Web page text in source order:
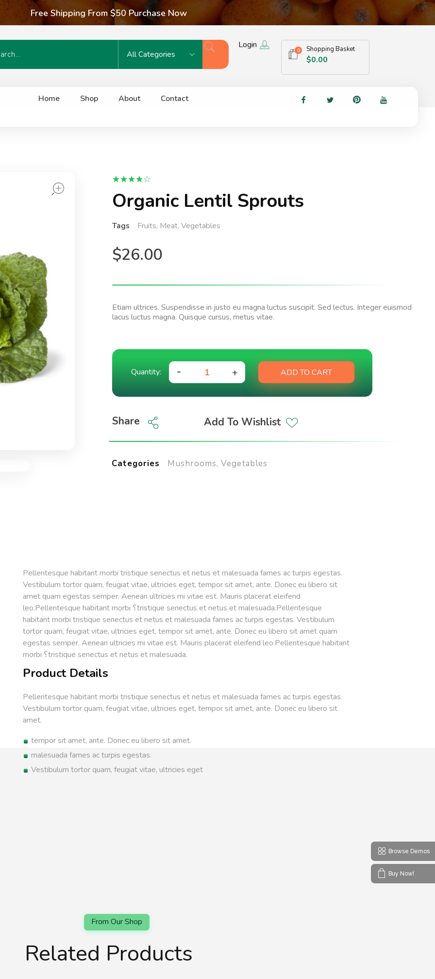
Free Shipping From $50 Purchase Now
Login
0 Shopping Basket
$0.00
Home Shop About Contact
Organic Lentil Sprouts
$26.00
Etiam ultrices. Suspendisse in justo eu magna luctus suscipit. Sed lectus. Integer euismod
lacus luctus magna. Quisque cursus, metus vitae.
ADD TO CART
Add To Wishlist
Share
Categories Mushrooms,Vegetables
Tags Fruits, Meat, Vegetables
Pellentesque habitant morbi tristique senectus et netus et malesuada fames ac turpis egestas.
Vestibulum tortor quam, feugiat vitae, ultricies eget, tempor sit amet, ante. Donec eu libero sit
amet quam egestas semper. Aenean ultricies mi vitae est. Mauris placerat eleifend
leo.Pellentesque habitant morbi ؟tristique senectus et netus et malesuada.Pellentesque
habitant morbi tristique senectus et netus et malesuada fames ac turpis egestas. Vestibulum
tortor quam, feugiat vitae, ultricies eget, tempor sit amet, ante. Donec eu libero sit amet quam
egestas semper. Aenean ultricies mi vitae est. Mauris placerat eleifend leo.Pellentesque habitant
morbi ؟tristique senectus et netus et malesuada.
Product Details
Pellentesque habitant morbi tristique senectus et netus et malesuada fames ac turpis egestas.
Vestibulum tortor quam, feugiat vitae, ultricies eget, tempor sit amet, ante. Donec eu libero sit
amet.
tempor sit amet, ante. Donec eu libero sit amet.
malesuada fames ac turpis egestas.
Vestibulum tortor quam, feugiat vitae, ultricies eget
Related Products
Browse Demos
Buy Now!